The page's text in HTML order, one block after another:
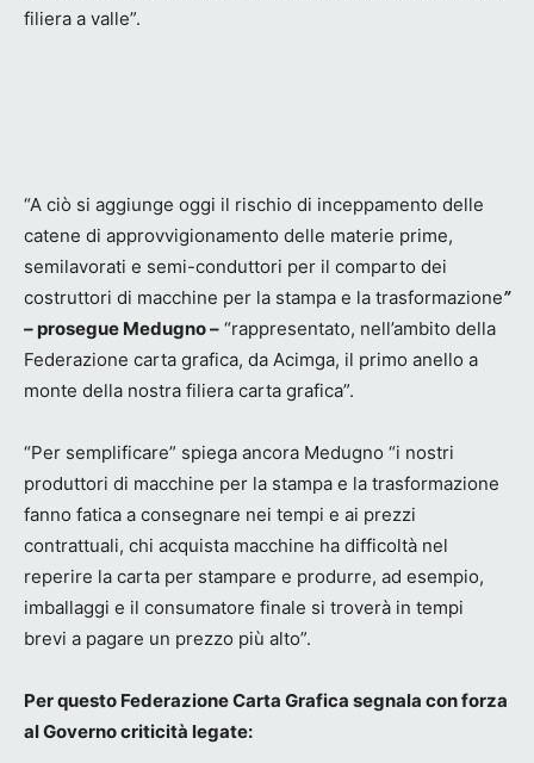
filiera a valle”.
“A ciò si aggiunge oggi il rischio di inceppamento delle
catene di approvvigionamento delle materie prime,
semilavorati e semi-conduttori per il comparto dei
costruttori di macchine per la stampa e la trasformazione”
– prosegue Medugno – “rappresentato, nell’ambito della
Federazione carta grafica, da Acimga, il primo anello a
monte della nostra filiera carta grafica”.
“Per semplificare” spiega ancora Medugno “i nostri
produttori di macchine per la stampa e la trasformazione
fanno fatica a consegnare nei tempi e ai prezzi
contrattuali, chi acquista macchine ha difficoltà nel
reperire la carta per stampare e produrre, ad esempio,
imballaggi e il consumatore finale si troverà in tempi
brevi a pagare un prezzo più alto”.
Per questo Federazione Carta Grafica segnala con forza
al Governo criticità legate: